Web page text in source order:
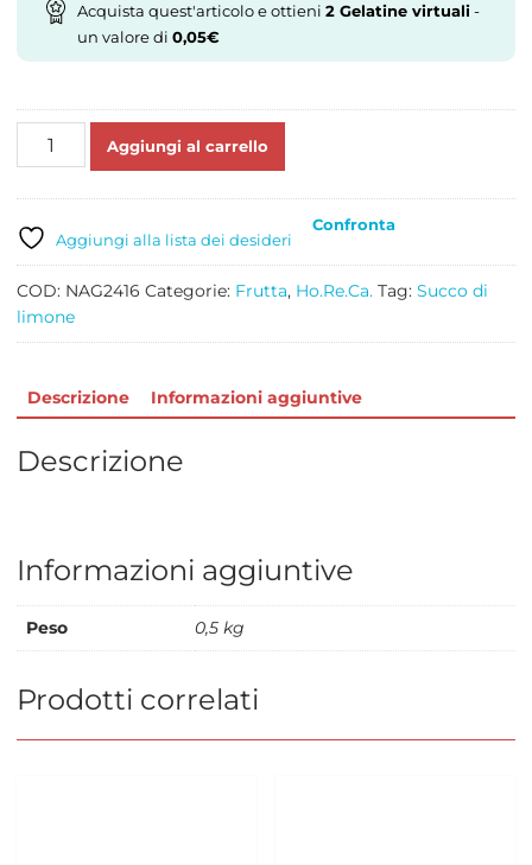
Acquista quest'articolo e ottieni 2Gelatine virtuali-
un valore di 0,05€
SUCCO
1
quantità
Aggiungi al carrello
Aggiungi alla lista dei desideri
Confronta
COD: NAG2416 Categorie: Frutta, Ho.Re.Ca. Tag: Succo di
limone
Descrizione Informazioni aggiuntive
Descrizione
Informazioni aggiuntive
Peso 0,5 kg
Prodotti correlati